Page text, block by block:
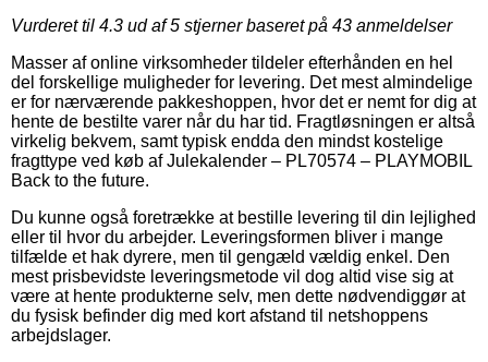
Vurderet til 4.3 ud af 5 stjerner baseret på 43 anmeldelser
Masser af online virksomheder tildeler efterhånden en hel
del forskellige muligheder for levering. Det mest almindelige
er for nærværende pakkeshoppen, hvor det er nemt for dig at
hente de bestilte varer når du har tid. Fragtløsningen er altså
virkelig bekvem, samt typisk endda den mindst kostelige
fragttype ved køb af Julekalender – PL70574 – PLAYMOBIL
Back to the future.
Du kunne også foretrække at bestille levering til din lejlighed
eller til hvor du arbejder. Leveringsformen bliver i mange
tilfælde et hak dyrere, men til gengæld vældig enkel. Den
mest prisbevidste leveringsmetode vil dog altid vise sig at
være at hente produkterne selv, men dette nødvendiggør at
du fysisk befinder dig med kort afstand til netshoppens
arbejdslager.